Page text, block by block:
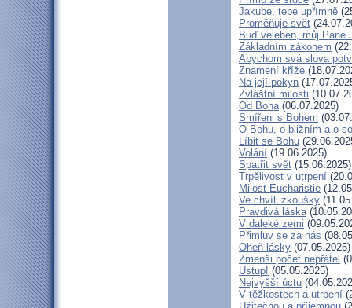
Jakube, tebe upřímně
Proměňuje svět
Buď veleben, můj Pane
Základním zákonem
Abychom svá slova
Znamení kříže
Na její pokyn
Zvláštní milosti
Od Boha(06.07.2025)
Smířeni s Bohem
O Bohu, o bližním a o
Líbit se Bohu
Volání (19.06.2025)
Spatřit svět (15.06.2025)
Trpělivost v utrpení
Milost Eucharistie
Ve chvíli zkoušky
Pravdivá láska
V daleké zemi
Přimluv se za nás
Oheň lásky (07.05.2025)
Zmenši počet nepřátel
Ustup! (05.05.2025)
Nejvyšší úctu
V těžkostech a utrpení